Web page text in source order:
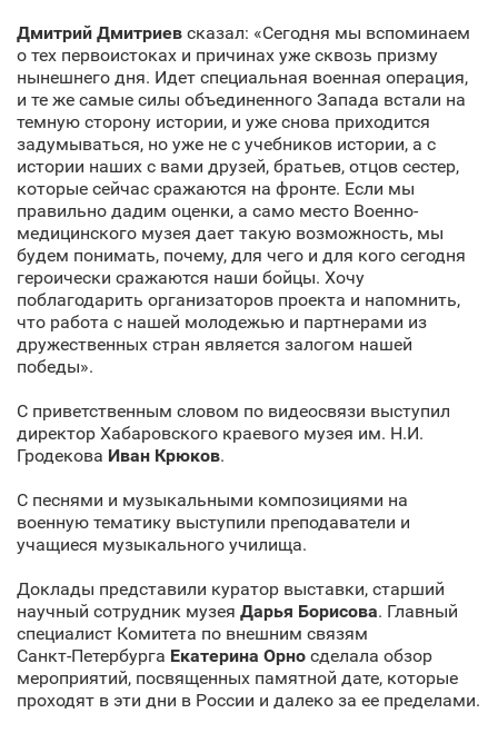
Дмитрий Дмитриев сказал: «Сегодня мы вспоминаем
о тех первоистоках и причинах уже сквозь призму
нынешнего дня. Идет специальная военная операция,
и те же самые силы объединенного Запада встали на
темную сторону истории, и уже снова приходится
задумываться, но уже не с учебников истории, а с
истории наших с вами друзей, братьев, отцов сестер,
которые сейчас сражаются на фронте. Если мы
правильно дадим оценки, а само место Военно-
медицинского музея дает такую возможность, мы
будем понимать, почему, для чего и для кого сегодня
героически сражаются наши бойцы. Хочу
поблагодарить организаторов проекта и напомнить,
что работа с нашей молодежью и партнерами из
дружественных стран является залогом нашей
победы».
С приветственным словом по видеосвязи выступил
директор Хабаровского краевого музея им. Н.И.
Гродекова Иван Крюков.
С песнями и музыкальными композициями на
военную тематику выступили преподаватели и
учащиеся музыкального училища.
Доклады представили куратор выставки, старший
научный сотрудник музея Дарья Борисова. Главный
специалист Комитета по внешним связям
Санкт‑Петербурга Екатерина Орно сделала обзор
мероприятий, посвященных памятной дате, которые
проходят в эти дни в России и далеко за ее пределами.